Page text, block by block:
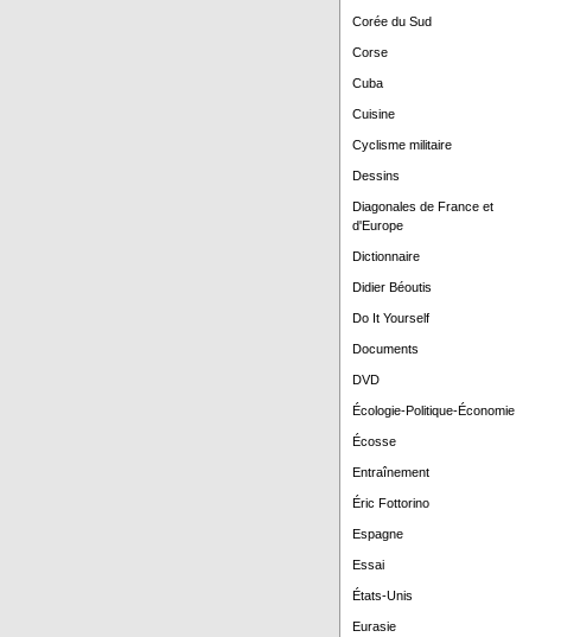
Corée du Sud
Corse
Cuba
Cuisine
Cyclisme militaire
Dessins
Diagonales de France et
d'Europe
Dictionnaire
Didier Béoutis
Do It Yourself
Documents
DVD
Écologie-Politique-Économie
Écosse
Entraînement
Éric Fottorino
Espagne
Essai
États-Unis
Eurasie